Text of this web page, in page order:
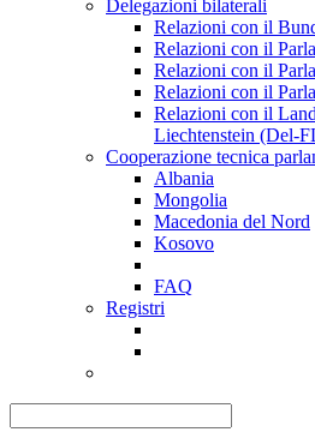
Delegazioni bilaterali
Relazioni con il
Relazioni con il
Relazioni con il
Relazioni con il
Relazioni con il
Liechtenstein (Del-
Cooperazione tecnica
Albania
Mongolia
Macedonia del Nord
Kosovo
FAQ
Registri